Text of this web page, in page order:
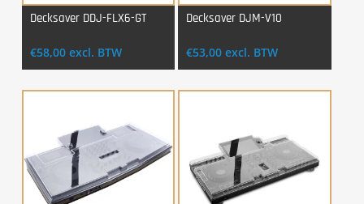
Decksaver DDJ-FLX6-GT
€58,00 excl. BTW
Decksaver DJM-V10
€53,00 excl. BTW